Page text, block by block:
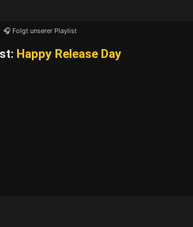
🎧 Folgt unserer Playlist
Happy Release Day